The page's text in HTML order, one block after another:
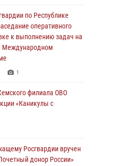
с автотранспортов
задержаний Росгвардии
1
подвела итоги
забега
национальной игре -
лука
по Республике
оперативного
к выполнению задач на
Международном
1
филиала ОВО
«Каникулы с
Росгвардии вручен
донор России»